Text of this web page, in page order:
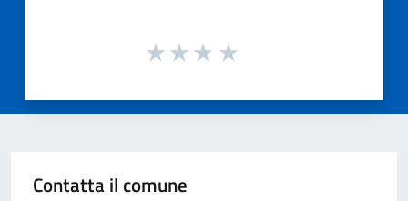
Contatta il comune